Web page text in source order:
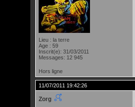
Lieu : la terre
Age : 59
Inscrit(e): 31/03/2011
Messages: 12 945
Hors ligne
11/07/2011 19:42:26
Zorg